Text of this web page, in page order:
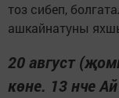
тоз сибеп,
ашкайнатуны
20 август
көне. 13 нче